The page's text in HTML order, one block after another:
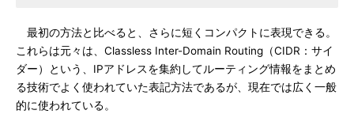
最初の方法と比べると、さらに短くコンパクトに表現できる。
これらは元々は、Classless Inter-Domain Routing（CIDR：サイ
ダー）という、IPアドレスを集約してルーティング情報をまとめ
る技術でよく使われていた表記方法であるが、現在では広く一般
的に使われている。